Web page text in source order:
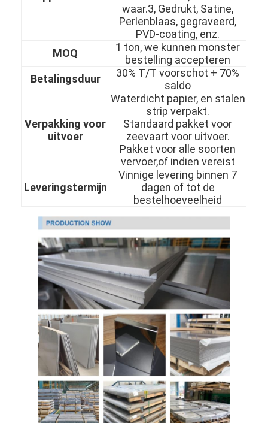
koudgewalst roestvrij staalblad
Koudgewalste Roestvrij staalrol
warmgewalst roestvrij staalblad
Warmgewalste Roestvrij staalrol
304 roestvrij staalplaat
304 roestvrij staalpijp
316L roestvrij staalplaat
316L roestvrijstalen buis
2205 Plaat van roestvrij staal
Opgepoetste Roestvrij staalplaat
waar.3, Gedrukt, Satine,
Perlenblaas, gegraveerd,
PVD-coating, enz.
MOQ
1 ton, we kunnen monster
bestelling accepteren
Betalingsduur
30% T/T voorschot + 70%
saldo
Verpakking voor
uitvoer
Waterdicht papier, en stalen
strip verpakt.
Standaard pakket voor
zeevaart voor uitvoer.
Pakket voor alle soorten
vervoer,of indien vereist
Leveringstermijn
Vinnige levering binnen 7
dagen of tot de
bestelhoeveelheid